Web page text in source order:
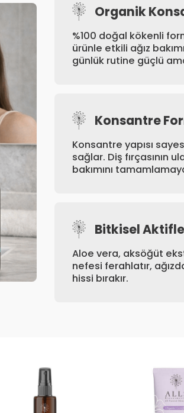
Organik
%100 doğal kökenli
ürünle etkili ağız
günlük rutine güçlü
Konsantre
Konsantre yapısı
sağlar. Diş fırçasının
bakımını
Bitkisel
Aloe vera, aksöğüt
nefesi ferahlatır,
hissi bırakır.